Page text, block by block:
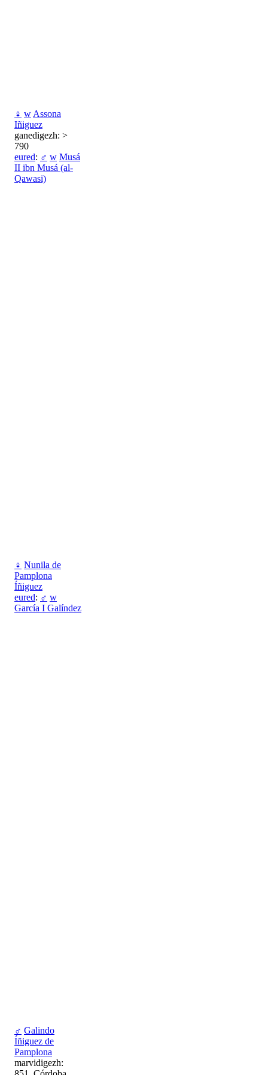
♀ w Assona
Iñiguez
ganedigezh: >
790
eured: ♂ w Musá
II ibn Musá (al-
Qawasi)
♀ Nunila de
Pamplona
Íñiguez
eured: ♂ w
García I Galíndez
♂ Galindo
Íñiguez de
Pamplona
marvidigezh: